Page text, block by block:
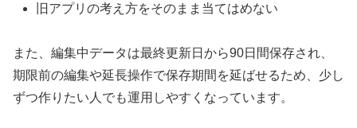
旧アプリの考え方をそのまま当てはめない
また、編集中データは最終更新日から90日間保存され、
期限前の編集や延長操作で保存期間を延ばせるため、少し
ずつ作りたい人でも運用しやすくなっています。